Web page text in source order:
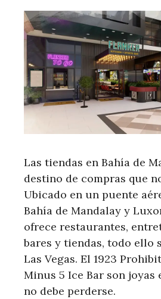
Las tiendas en Bahía de
destino de compras que
Ubicado en un puente
Bahía de Mandalay y
ofrece restaurantes,
bares y tiendas, todo ello
Las Vegas. El 1923
Minus 5 Ice Bar son joyas
no debe perderse.